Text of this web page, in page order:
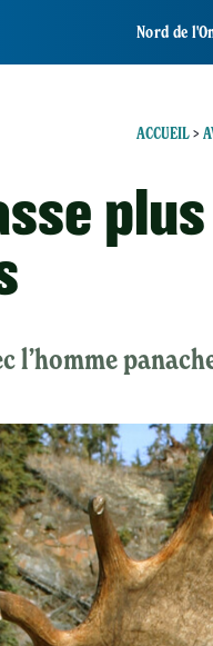
Nord de
ACCUEIL>
l’homme